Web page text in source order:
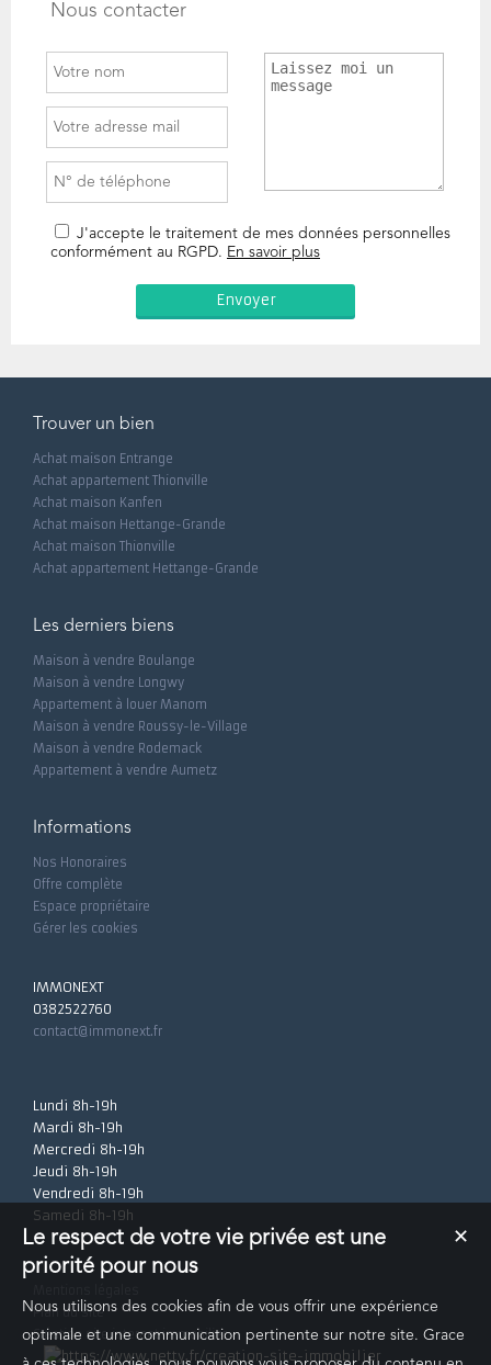
Nous contacter
J'accepte le traitement de mes données personnelles
conformément au RGPD. En savoir plus
Trouver un bien
Achat maison Entrange
Achat appartement Thionville
Achat maison Kanfen
Achat maison Hettange-Grande
Achat maison Thionville
Achat appartement Hettange-Grande
Les derniers biens
Maison à vendre Boulange
Maison à vendre Longwy
Appartement à louer Manom
Maison à vendre Roussy-le-Village
Maison à vendre Rodemack
Appartement à vendre Aumetz
Informations
Nos Honoraires
Offre complète
Espace propriétaire
Gérer les cookies
IMMONEXT
0382522760
contact@immonext.fr
Lundi 8h-19h
Mardi 8h-19h
Mercredi 8h-19h
Jeudi 8h-19h
Vendredi 8h-19h
Samedi 8h-19h
Plan du site
Création site internet immobilier
✕
Le respect de votre vie privée est une
priorité pour nous
Nous utilisons des cookies afin de vous offrir une expérience
optimale et une communication pertinente sur notre site. Grace